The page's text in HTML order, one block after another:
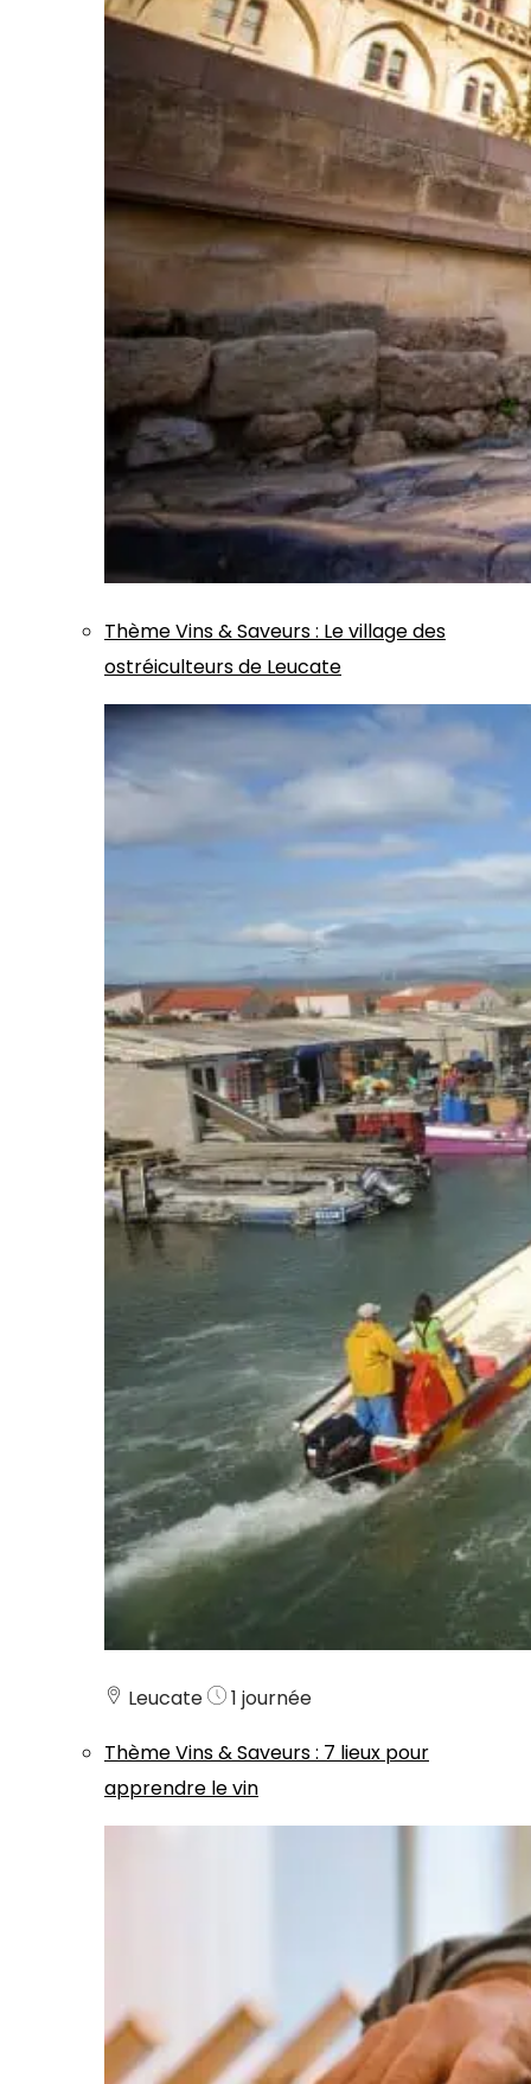
ThèmeVins & Saveurs: Le village des
ostréiculteurs de Leucate
Leucate
1 journée
ThèmeVins & Saveurs: 7 lieux pour
apprendre le vin